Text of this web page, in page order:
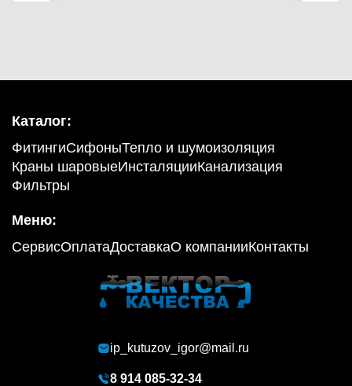
Каталог:
ФитингиСифоныТепло и шумоизоляция
Краны шаровыеИнсталяцииКанализация
Фильтры
Меню:
СервисОплатаДоставкаО компанииКонтакты
ip_kutuzov_igor@mail.ru
8 914 085-32-34